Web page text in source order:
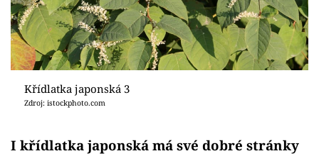
Křídlatka japonská 3
Zdroj: istockphoto.com
I křídlatka japonská má své dobré stránky